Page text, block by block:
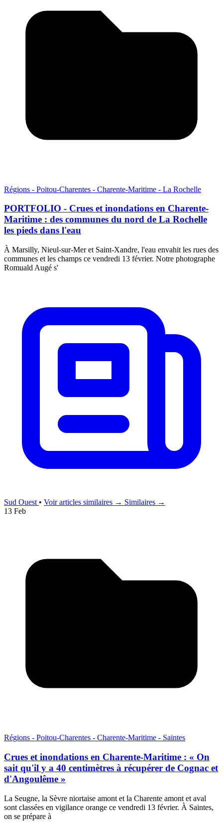
Régions - Poitou-Charentes - Charente-Maritime - La Rochelle
PORTFOLIO - Crues et inondations en Charente-
Maritime : des communes du nord de La Rochelle
les pieds dans l'eau
À Marsilly, Nieul-sur-Mer et Saint-Xandre, l'eau envahit les rues des
communes et les champs ce vendredi 13 février. Notre photographe
Romuald Augé s'
Sud Ouest • Voir articles similaires → Similaires →
13 Feb
Régions - Poitou-Charentes - Charente-Maritime - Saintes
Crues et inondations en Charente-Maritime : « On
sait qu'il y a 40 centimètres à récupérer de Cognac et
d'Angoulême »
La Seugne, la Sèvre niortaise amont et la Charente amont et aval
sont classées en vigilance orange ce vendredi 13 février. À Saintes,
on se prépare à